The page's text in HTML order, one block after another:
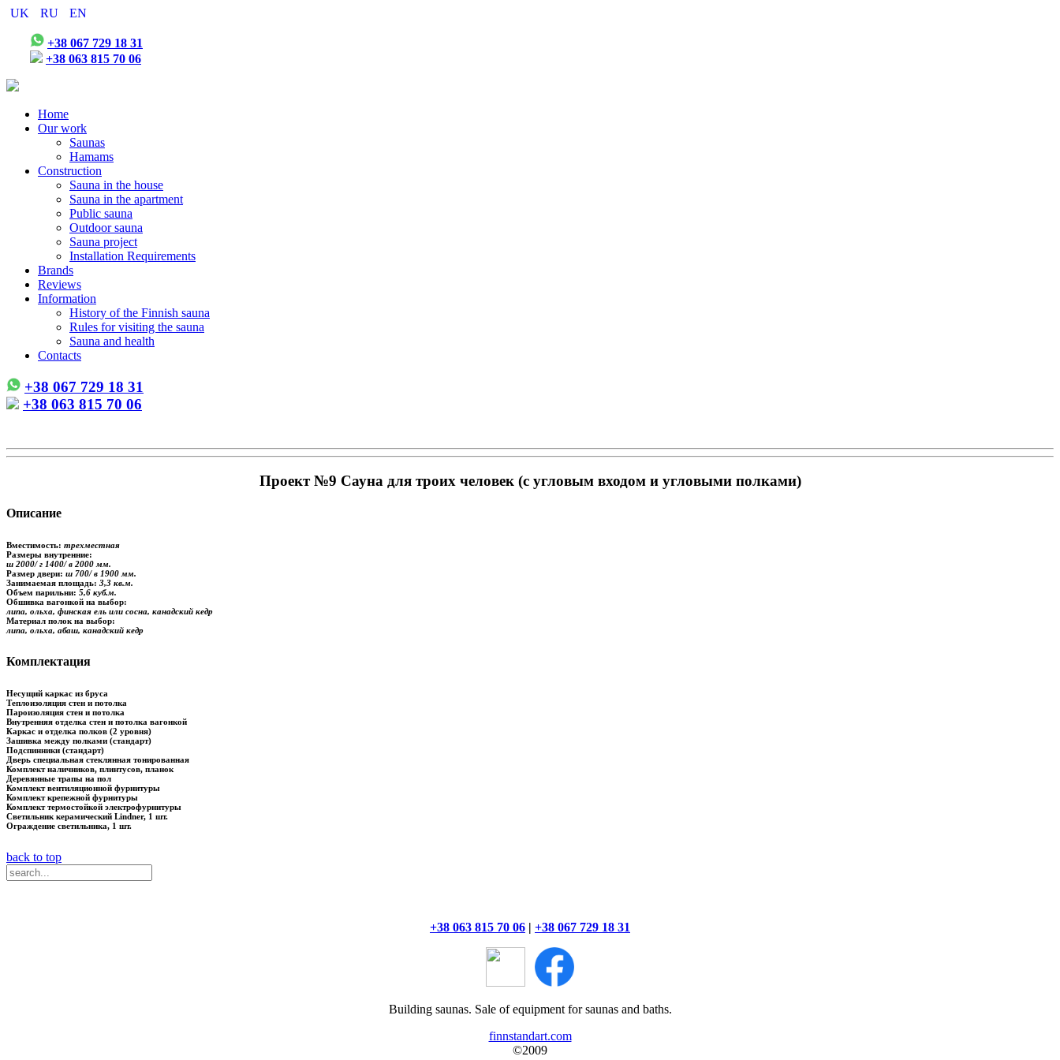
UK RU EN
+38 067 729 18 31
+38 063 815 70 06
Home
Our work
Saunas
Hamams
Construction
Sauna in the house
Sauna in the apartment
Public sauna
Outdoor sauna
Sauna project
Installation Requirements
Brands
Reviews
Information
History of the Finnish sauna
Rules for visiting the sauna
Sauna and health
Contacts
+38 067 729 18 31
+38 063 815 70 06
Проект №9 Сауна для троих человек (с угловым входом и угловыми полками)
Описание
Вместимость: трехместная
Размеры внутренние:
ш 2000/ г 1400/ в 2000 мм.
Размер двери: ш 700/ в 1900 мм.
Занимаемая площадь: 3,3 кв.м.
Объем парильни: 5,6 куб.м.
Обшивка вагонкой на выбор:
липа, ольха, финская ель или сосна, канадский кедр
Материал полок на выбор:
липа, ольха, абаш, канадский кедр
Комплектация
Несущий каркас из бруса
Теплоизоляция стен и потолка
Пароизоляция стен и потолка
Внутренняя отделка стен и потолка вагонкой
Каркас и отделка полков (2 уровня)
Зашивка между полками (стандарт)
Подспинники (стандарт)
Дверь специальная стеклянная тонированная
Комплект наличников, плинтусов, планок
Деревянные трапы на пол
Комплект вентиляционной фурнитуры
Комплект крепежной фурнитуры
Комплект термостойкой электрофурнитуры
Светильник керамический Lindner, 1 шт.
Ограждение светильника, 1 шт.
back to top
+38 063 815 70 06 | +38 067 729 18 31
Building saunas. Sale of equipment for saunas and baths.
finnstandart.com
©2009